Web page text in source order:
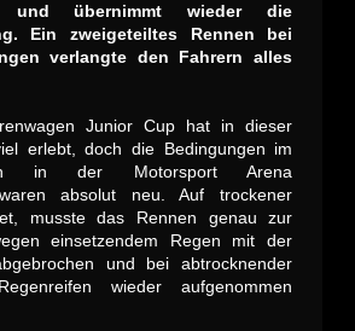
und übernimmt wieder die
Ein zweigeteiltes Rennen bei
verlangte den Fahrern alles
Junior Cup hat in dieser
erlebt, doch die Bedingungen im
in der Motorsport Arena
absolut neu. Auf trockener
musste das Rennen genau zur
einsetzendem Regen mit der
und bei abtrocknender
wieder aufgenommen